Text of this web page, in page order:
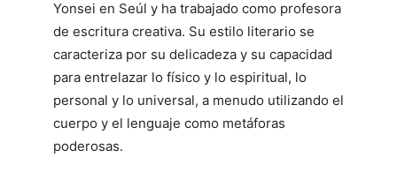
Yonsei en Seúl y ha trabajado como profesora
de escritura creativa. Su estilo literario se
caracteriza por su delicadeza y su capacidad
para entrelazar lo físico y lo espiritual, lo
personal y lo universal, a menudo utilizando el
cuerpo y el lenguaje como metáforas
poderosas.